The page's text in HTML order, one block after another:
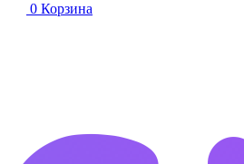
0 Корзина